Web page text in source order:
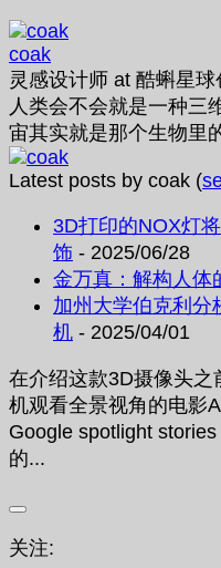
coak
灵感设计师 at 酷蝌星球
人类会不会就是一种三
宙其实就是那个生物里
Latest posts by coak (
3D打印的NOX灯
饰 - 2025/06/28
金万真：解构人体
加州大学伯克利分
机 - 2025/04/01
在介绍这款3D摄像头
机观看全景视角的电影
Google spotlight
的...
关注: